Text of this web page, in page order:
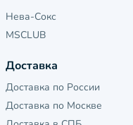
Нева-Сокс
MSCLUB
Доставка
Доставка по России
Доставка по Москве